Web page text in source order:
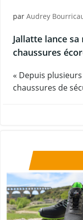
par Audrey
Jallatte lance
chaussures
« Depuis
chaussures de